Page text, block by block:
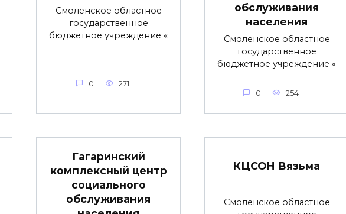
Смоленское областное
государственное
бюджетное учреждение «
0 271
обслуживания
населения
Смоленское областное
государственное
бюджетное учреждение «
0 254
Гагаринский
комплексный центр
социального
обслуживания
КЦСОН Вязьма
Смоленское областное